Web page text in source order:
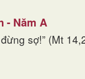
- Năm A
sợ!” (Mt